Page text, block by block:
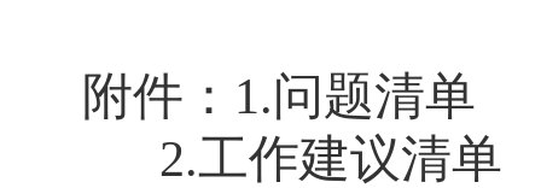
附件： 1.问题清单
2.工作建议清单